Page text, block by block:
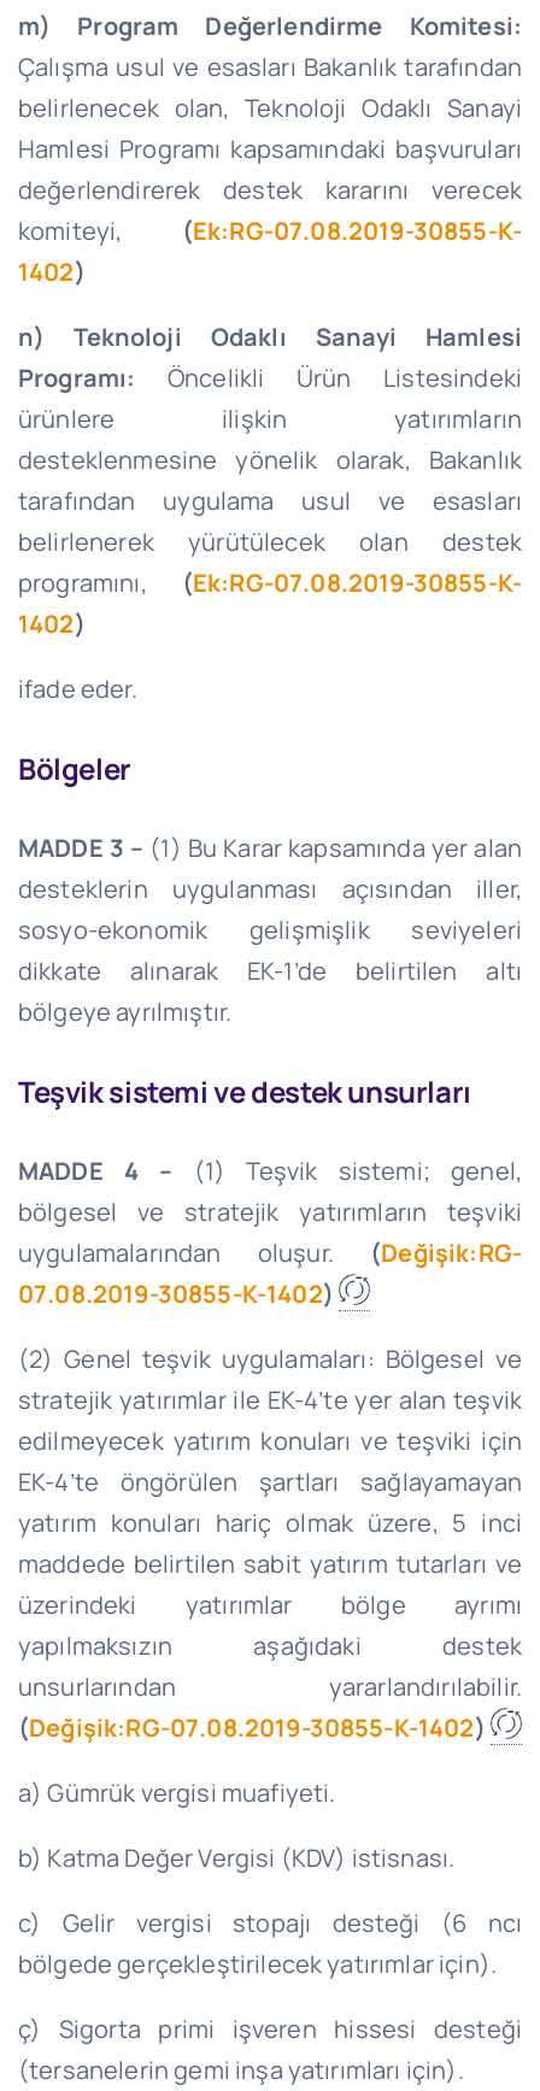
m) Program Değerlendirme Komitesi:
Çalışma usul ve esasları Bakanlık tarafından
belirlenecek olan, Teknoloji Odaklı Sanayi
Hamlesi Programı kapsamındaki başvuruları
değerlendirerek destek kararını verecek
komiteyi, (Ek:RG-07.08.2019-30855-K-
1402)
n) Teknoloji Odaklı Sanayi Hamlesi
Programı: Öncelikli Ürün Listesindeki
ürünlere ilişkin yatırımların
desteklenmesine yönelik olarak, Bakanlık
tarafından uygulama usul ve esasları
belirlenerek yürütülecek olan destek
programını, (Ek:RG-07.08.2019-30855-K-
1402)
ifade eder.
Bölgeler
MADDE 3 – (1) Bu Karar kapsamında yer alan
desteklerin uygulanması açısından iller,
sosyo-ekonomik gelişmişlik seviyeleri
dikkate alınarak EK-1’de belirtilen altı
bölgeye ayrılmıştır.
Teşvik sistemi ve destek unsurları
MADDE 4 – (1) Teşvik sistemi; genel,
bölgesel ve stratejik yatırımların teşviki
uygulamalarından oluşur. (Değişik:RG-
07.08.2019-30855-K-1402)
(2) Genel teşvik uygulamaları: Bölgesel ve
stratejik yatırımlar ile EK-4’te yer alan teşvik
edilmeyecek yatırım konuları ve teşviki için
EK-4’te öngörülen şartları sağlayamayan
yatırım konuları hariç olmak üzere, 5 inci
maddede belirtilen sabit yatırım tutarları ve
üzerindeki yatırımlar bölge ayrımı
yapılmaksızın aşağıdaki destek
unsurlarından yararlandırılabilir.
(Değişik:RG-07.08.2019-30855-K-1402)
a) Gümrük vergisi muafiyeti.
b) Katma Değer Vergisi (KDV) istisnası.
c) Gelir vergisi stopajı desteği (6 ncı
bölgede gerçekleştirilecek yatırımlar için).
ç) Sigorta primi işveren hissesi desteği
(tersanelerin gemi inşa yatırımları için).